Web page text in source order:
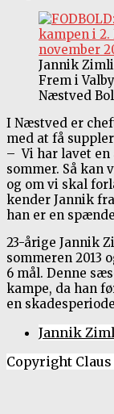
Jannik
Frem i
Næstved
I Næstved er
med at få
– Vi har lavet en
sommer. Så kan
og om vi skal
kender Jannik
han er en
23-årige Jannik
sommeren 2013
6 mål. Denne
kampe, da han
en
Jannik
Copyright